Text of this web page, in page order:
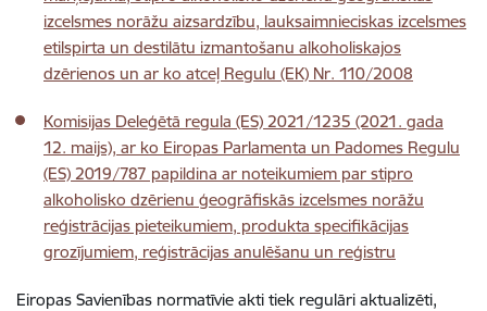
izcelsmes norāžu aizsardzību, lauksaimnieciskas izcelsmes
etilspirta un destilātu izmantošanu alkoholiskajos
dzērienos un ar ko atceļ Regulu (EK) Nr. 110/2008
Komisijas Deleģētā regula (ES) 2021/1235 (2021. gada
12. maijs), ar ko Eiropas Parlamenta un Padomes Regulu
(ES) 2019/787 papildina ar noteikumiem par stipro
alkoholisko dzērienu ģeogrāfiskās izcelsmes norāžu
reģistrācijas pieteikumiem, produkta specifikācijas
grozījumiem, reģistrācijas anulēšanu un reģistru
Eiropas Savienības normatīvie akti tiek regulāri aktualizēti,